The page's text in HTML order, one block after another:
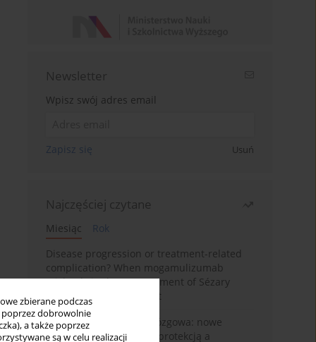
zbierane podczas
poprzez dobrowolnie
a także poprzez
są w celu realizacji
Newsletter
Wpisz swój adres email
Zapisz się Usuń
Najczęściej czytane
Miesiąc
Rok
Disease progression or treatment-related
complication? When mogamulizumab
misleads in the management of Sézary
syndrome: A case report
BPC-157 i oś jelitowo-mózgowa: nowe
powiązania między cytoprotekcją a